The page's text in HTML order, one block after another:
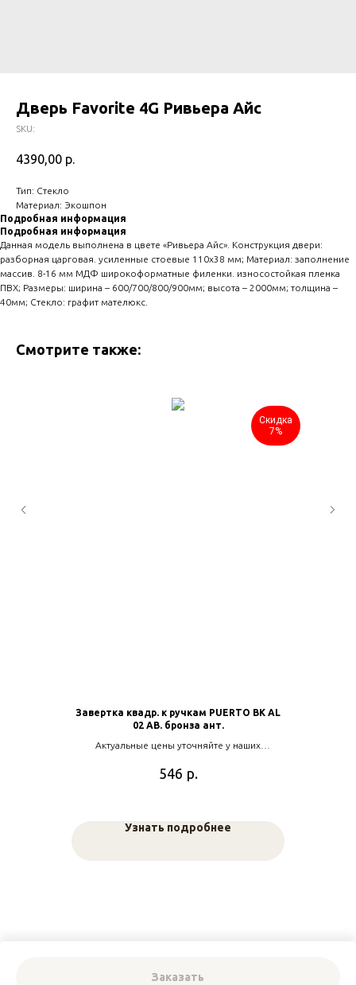
Дверь Favorite 4G Ривьера Айс
SKU:
4390,00 р.
Заказать
Тип: Стекло
Материал: Экошпон
Подробная информация
Подробная информация
Данная модель выполнена в цвете «Ривьера Айс». Конструкция двери:
разборная царговая. усиленные стоевые 110х38 мм; Материал: заполнение
массив. 8-16 мм МДФ широкоформатные филенки. износостойкая пленка
ПВХ; Размеры: ширина – 600/700/800/900мм; высота – 2000мм; толщина –
40мм; Стекло: графит мателюкс.
Смотрите также:
Скидка
7%
Завертка квадр. к ручкам PUERTO BK AL
02 АВ. бронза ант.
Актуальные цены уточняйте у наших
546 р.
Узнать подробнее